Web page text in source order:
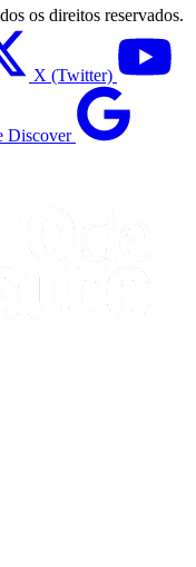
os direitos reservados.
X (Twitter)
Discover